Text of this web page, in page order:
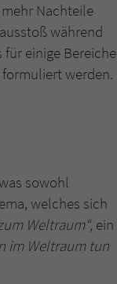
Nachteile
während
einige Bereiche
werden.
sowohl
welches sich
Weltraum“, ein
im Weltraum tun